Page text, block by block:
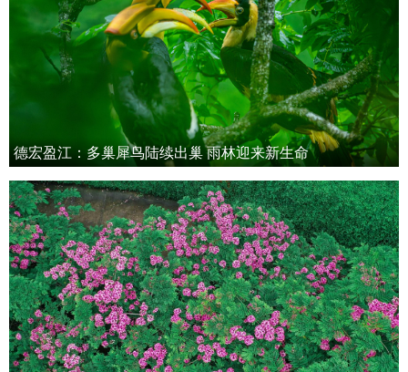
德宏盈江：多巢犀鸟陆续出巢 雨林迎来新生命